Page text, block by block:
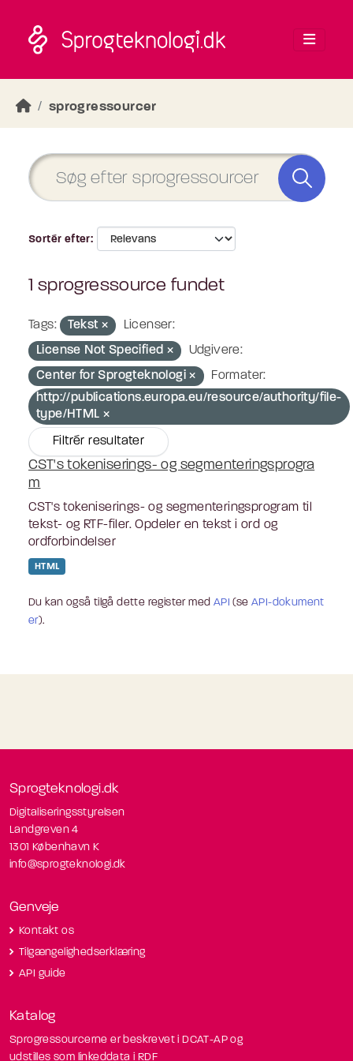
sprogressourcer
Sortér efter
1 sprogressource fundet
Tags: Tekst
Licenser:
License Not Specified
Udgivere:
Center for Sprogteknologi
Formater:
http://publications.europa.eu/resource/authority/file-
type/HTML
Filtrér resultater
CST's tokeniserings- og segmenteringsprogra
m
CST's tokeniserings- og segmenteringsprogram til
tekst- og RTF-filer. Opdeler en tekst i ord og
ordforbindelser
HTML
Du kan også tilgå dette register med API (seAPI-dokument
er).
Sprogteknologi.dk
Digitaliseringsstyrelsen
Landgreven 4
1301 København K
info@sprogteknologi.dk
Genveje
Kontakt os
Tilgængelighedserklæring
API guide
Katalog
Sprogressourcerne er beskrevet i DCAT-AP og
udstilles som linkeddata i RDF